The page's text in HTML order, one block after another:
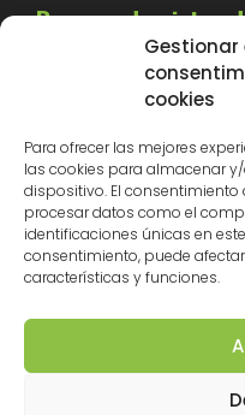
Gestionar
cookies
Para ofrecer las mejores
las cookies para almacenar
dispositivo. El
procesar datos como el
identificaciones únicas en
consentimiento, puede
características y funciones.
Reserva de pistas
solo por
651 63
Restaurante Club
Realiza tu reserva:
673 19